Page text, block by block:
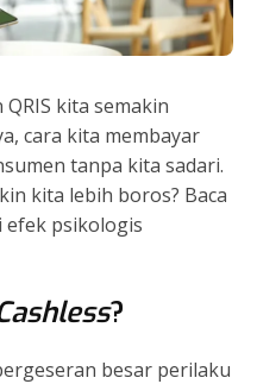
kita semakin
cara kita membayar
tanpa kita sadari.
kita lebih boros? Baca
efek psikologis
?
besar perilaku